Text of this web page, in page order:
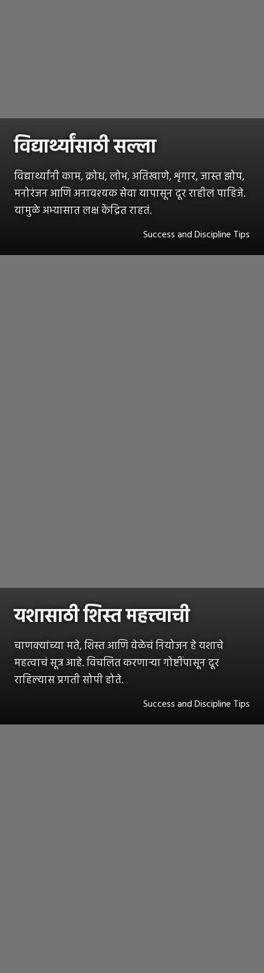
विद्यार्थ्यांसाठी सल्ला
विद्यार्थ्यांनी काम, क्रोध, लोभ, अतिखाणे, शृंगार, जास्त झोप,
मनोरंजन आणि अनावश्यक सेवा यापासून दूर राहीलं पाहिजे.
यामुळे अभ्यासात लक्ष केंद्रित राहतं.
Success and Discipline Tips
यशासाठी शिस्त महत्त्वाची
चाणक्यांच्या मते, शिस्त आणि वेळेचं नियोजन हे यशाचे
महत्वाचं सूत्र आहे. विचलित करणाऱ्या गोष्टींपासून दूर
राहिल्यास प्रगती सोपी होते.
Success and Discipline Tips